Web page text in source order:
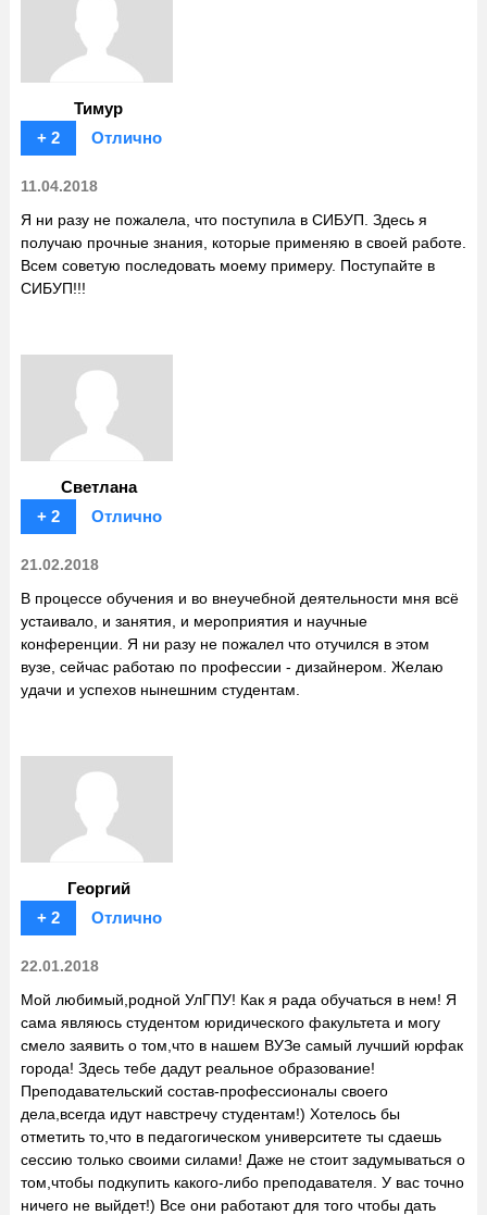
Тимур
+ 2
Отлично
11.04.2018
Я ни разу не пожалела, что поступила в СИБУП. Здесь я
получаю прочные знания, которые применяю в своей работе.
Всем советую последовать моему примеру. Поступайте в
СИБУП!!!
Светлана
+ 2
Отлично
21.02.2018
В процессе обучения и во внеучебной деятельности мня всё
устаивало, и занятия, и мероприятия и научные
конференции. Я ни разу не пожалел что отучился в этом
вузе, сейчас работаю по профессии - дизайнером. Желаю
удачи и успехов нынешним студентам.
Георгий
+ 2
Отлично
22.01.2018
Мой любимый,родной УлГПУ! Как я рада обучаться в нем! Я
сама являюсь студентом юридического факультета и могу
смело заявить о том,что в нашем ВУЗе самый лучший юрфак
города! Здесь тебе дадут реальное образование!
Преподавательский состав-профессионалы своего
дела,всегда идут навстречу студентам!) Хотелось бы
отметить то,что в педагогическом университете ты сдаешь
сессию только своими силами! Даже не стоит задумываться о
том,чтобы подкупить какого-либо преподавателя. У вас точно
ничего не выйдет!) Все они работают для того чтобы дать